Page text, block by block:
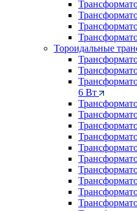
Тороидальные
6 Вт